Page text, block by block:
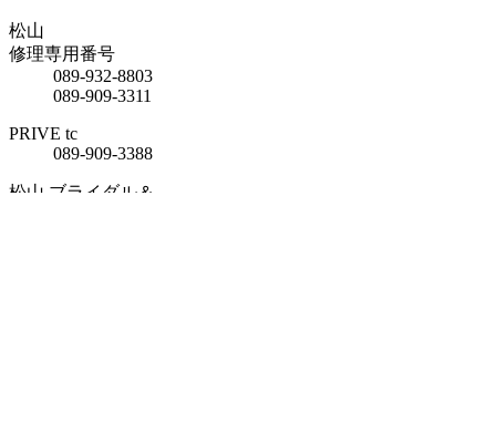
松山
修理専用番号
089-932-8803
089-909-3311
PRIVE tc
089-909-3388
松山 ブライダル＆